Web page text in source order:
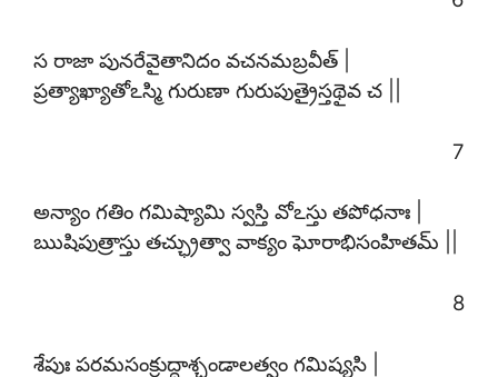
స రాజా పునరేవైతానిదం వచనమబ్రవీత్ |
ప్రత్యాఖ్యాతోఽస్మి గురుణా గురుపుత్రైస్తథైవ చ ||
7
అన్యాం గతిం గమిష్యామి స్వస్తి వోఽస్తు తపోధనాః |
ఋషిపుత్రాస్తు తచ్ఛ్రుత్వా వాక్యం ఘోరాభిసంహితమ్ ||
8
శేపుః పరమసంక్రుద్ధాశ్చండాలత్వం గమిష్యసి |